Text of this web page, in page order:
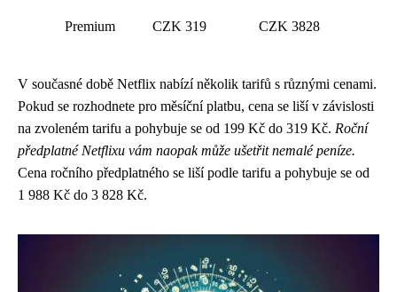
Premium CZK 319 CZK 3828
V současné době Netflix nabízí několik tarifů s různými cenami.
Pokud se rozhodnete pro měsíční platbu, cena se liší v závislosti
na zvoleném tarifu a pohybuje se od 199 Kč do 319 Kč. Roční
předplatné Netflixu vám naopak může ušetřit nemalé peníze.
Cena ročního předplatného se liší podle tarifu a pohybuje se od
1 988 Kč do 3 828 Kč.